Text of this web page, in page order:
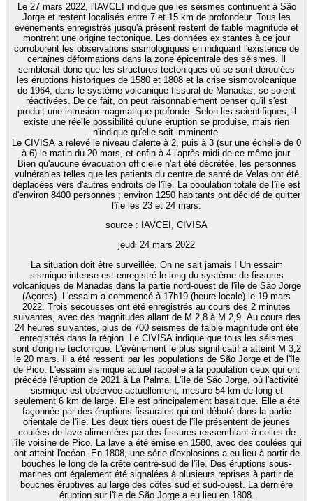
Le 27 mars 2022, l'IAVCEI indique que les séismes continuent à São
Jorge et restent localisés entre 7 et 15 km de profondeur. Tous les
événements enregistrés jusqu'à présent restent de faible magnitude et
montrent une origine tectonique. Les données existantes à ce jour
corroborent les observations sismologiques en indiquant l'existence de
certaines déformations dans la zone épicentrale des séismes. Il
semblerait donc que les structures tectoniques où se sont déroulées
les éruptions historiques de 1580 et 1808 et la crise sismovolcanique
de 1964, dans le système volcanique fissural de Manadas, se soient
réactivées. De ce fait, on peut raisonnablement penser qu'il s'est
produit une intrusion magmatique profonde. Selon les scientifiques, il
existe une réelle possibilité qu'une éruption se produise, mais rien
n'indique qu'elle soit imminente.
Le CIVISA a relevé le niveau d'alerte à 2, puis à 3 (sur une échelle de 0
à 6) le matin du 20 mars, et enfin à 4 l'après-midi de ce même jour.
Bien qu'aucune évacuation officielle n'ait été décrétée, les personnes
vulnérables telles que les patients du centre de santé de Velas ont été
déplacées vers d'autres endroits de l'île. La population totale de l'île est
d'environ 8400 personnes ; environ 1250 habitants ont décidé de quitter
l'île les 23 et 24 mars.
source : IAVCEI, CIVISA
jeudi 24 mars 2022
La situation doit être surveillée. On ne sait jamais ! Un essaim
sismique intense est enregistré le long du système de fissures
volcaniques de Manadas dans la partie nord-ouest de l'île de São Jorge
(Açores). L'essaim a commencé à 17h19 (heure locale) le 19 mars
2022. Trois secousses ont été enregistrés au cours des 2 minutes
suivantes, avec des magnitudes allant de M 2,8 à M 2,9. Au cours des
24 heures suivantes, plus de 700 séismes de faible magnitude ont été
enregistrés dans la région. Le CIVISA indique que tous les séismes
sont d'origine tectonique. L'événement le plus significatif a atteint M 3,2
le 20 mars. Il a été ressenti par les populations de São Jorge et de l'île
de Pico. L'essaim sismique actuel rappelle à la population ceux qui ont
précédé l'éruption de 2021 à La Palma. L'île de São Jorge, où l'activité
sismique est observée actuellement, mesure 54 km de long et
seulement 6 km de large. Elle est principalement basaltique. Elle a été
façonnée par des éruptions fissurales qui ont débuté dans la partie
orientale de l'île. Les deux tiers ouest de l'île présentent de jeunes
coulées de lave alimentées par des fissures ressemblant à celles de
l'île voisine de Pico. La lave a été émise en 1580, avec des coulées qui
ont atteint l'océan. En 1808, une série d'explosions a eu lieu à partir de
bouches le long de la crête centre-sud de l'île. Des éruptions sous-
marines ont également été signalées à plusieurs reprises à partir de
bouches éruptives au large des côtes sud et sud-ouest. La dernière
éruption sur l'île de São Jorge a eu lieu en 1808.